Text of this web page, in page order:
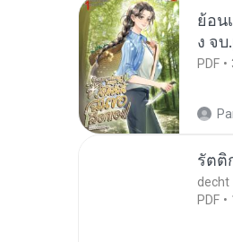
ย้อน
ง จบ
PDF
รัตติ
decht
PDF